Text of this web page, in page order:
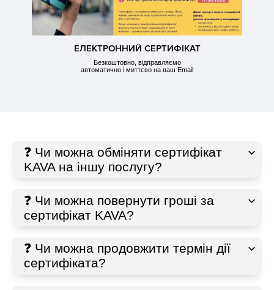
ЕЛЕКТРОННИЙ СЕРТИФІКАТ
Безкоштовно, відправляємо
автоматично і миттєво на ваш Email
❓ Чи можна обміняти сертифікат
KAVA на іншу послугу?
❓ Чи можна повернути гроші за
сертифікат KAVA?
❓ Чи можна продовжити термін дії
сертифіката?